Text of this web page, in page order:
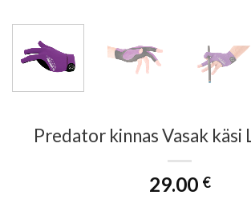
Predator kinnas Vasak
29.00 €